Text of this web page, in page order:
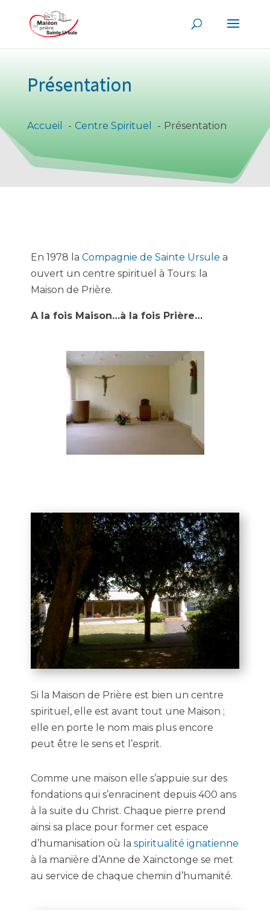
Présentation
Accueil Centre Spirituel Présentation
En 1978 laCompagnie de Sainte Ursule a
ouvert un centre spirituel à Tours: la
Maison de Prière.
A la fois Maison…à la fois Prière…
Si la Maison de Prière est bien un centre
spirituel, elle est avant tout une Maison ;
elle en porte le nom mais plus encore
peut être le sens et l’esprit.
Comme une maison elle s’appuie sur des
fondations qui s’enracinent depuis 400 ans
à la suite du Christ. Chaque pierre prend
ainsi sa place pour former cet espace
d’humanisation où laspiritualité ignatienne
à la manière d’Anne de Xainctonge se met
au service de chaque chemin d’humanité.